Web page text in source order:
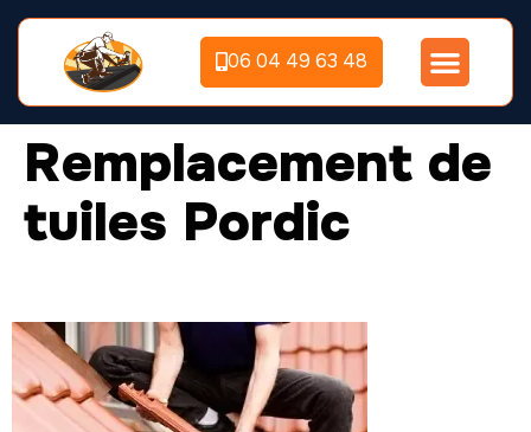
06 04 49 63 48
Remplacement de
tuiles Pordic